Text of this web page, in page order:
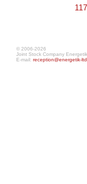
© 2006-2026
Joint Stock Company
E-mail: reception@energetik-